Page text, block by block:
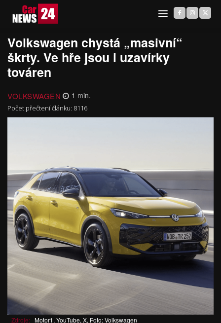
Volkswagen chystá „masivní“
škrty. Ve hře jsou i uzavírky
továren
VOLKSWAGEN 1 min.
Počet přečtení článku: 8116
Zdroje: Motor1, YouTube, X, Foto: Volkswagen